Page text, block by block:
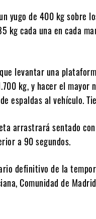
yugo de 400 kg sobre
kg cada una en cada
levantar una
kg, y hacer el mayor
espaldas al vehículo.
arrastrará sentado
a 90 segundos.
definitivo de la
Comunidad de